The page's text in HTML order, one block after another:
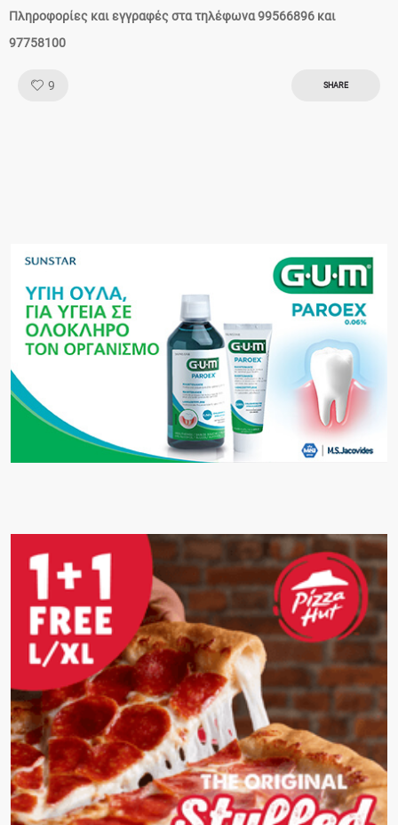
Πληροφορίες και εγγραφές στα τηλέφωνα 99566896 και
97758100
9 SHARE